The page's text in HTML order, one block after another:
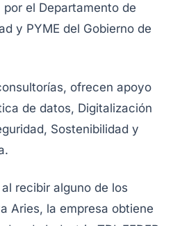
el Departamento de
y PYME del Gobierno de
ofrecen apoyo
de datos, Digitalización
Sostenibilidad y
recibir alguno de los
Aries, la empresa obtiene